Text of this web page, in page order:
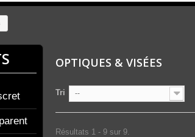
OPTIQUES & VISÉES
Tri --
Résultats 1 - 9 sur 9.